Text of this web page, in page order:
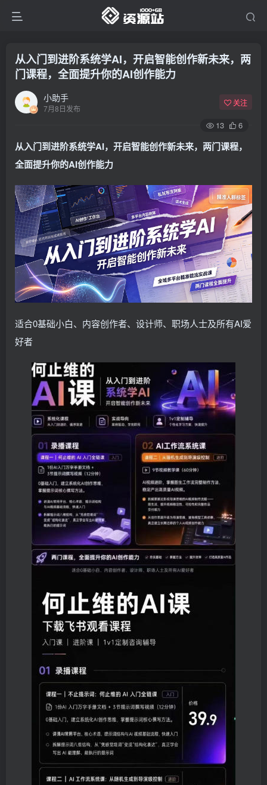
从入门到进阶系统学AI，开启智能创作新未来，两
门课程，全面提升你的AI创作能力
小助手
7月8日发布
关注
13 6
从入门到进阶系统学AI，开启智能创作新未来，两门课程，
全面提升你的AI创作能力
适合0基础小白、内容创作者、设计师、职场人士及所有AI爱
好者